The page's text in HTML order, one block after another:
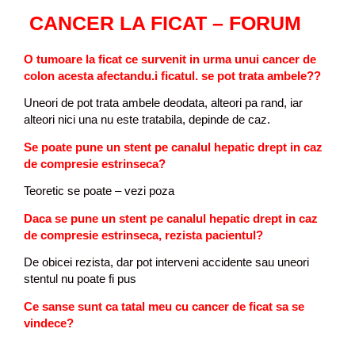
CANCER LA FICAT – FORUM
O tumoare la ficat ce survenit in urma unui cancer de
colon acesta afectandu.i ficatul. se pot trata ambele??
Uneori de pot trata ambele deodata, alteori pa rand, iar
alteori nici una nu este tratabila, depinde de caz.
Se poate pune un stent pe canalul hepatic drept in caz
de compresie estrinseca?
Teoretic se poate – vezi poza
Daca se pune un stent pe canalul hepatic drept in caz
de compresie estrinseca, rezista pacientul?
De obicei rezista, dar pot interveni accidente sau uneori
stentul nu poate fi pus
Ce sanse sunt ca tatal meu cu cancer de ficat sa se
vindece?